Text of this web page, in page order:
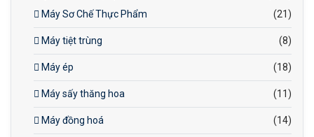
Máy Sơ Chế Thực Phẩm
(21)
Máy tiệt trùng (8)
Máy ép (18)
Máy sấy thăng hoa (11)
Máy đồng hoá (14)